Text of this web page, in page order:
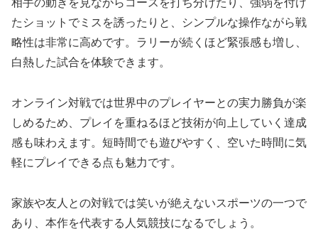
相手の動きを見ながらコースを打ち分けたり、強弱を付け
たショットでミスを誘ったりと、シンプルな操作ながら戦
略性は非常に高めです。ラリーが続くほど緊張感も増し、
白熱した試合を体験できます。
オンライン対戦では世界中のプレイヤーとの実力勝負が楽
しめるため、プレイを重ねるほど技術が向上していく達成
感も味わえます。短時間でも遊びやすく、空いた時間に気
軽にプレイできる点も魅力です。
家族や友人との対戦では笑いが絶えないスポーツの一つで
あり、本作を代表する人気競技になるでしょう。